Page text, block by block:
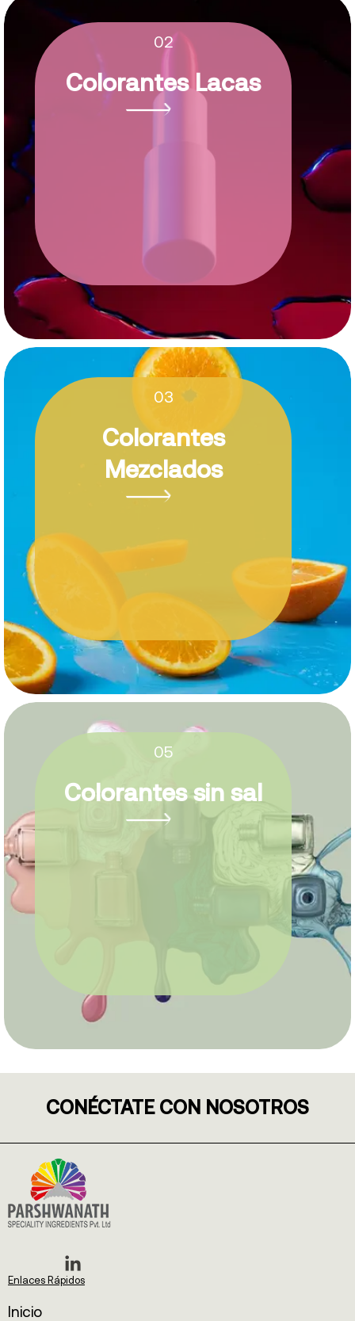
02
Colorantes Lacas
03
Colorantes
Mezclados
05
Colorantes sin sal
CONÉCTATE CON NOSOTROS
Enlaces Rápidos
Inicio